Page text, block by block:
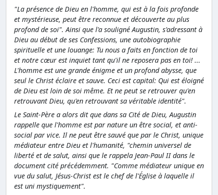
"La présence de Dieu en l'homme, qui est à la fois profonde
et mystérieuse, peut être reconnue et découverte au plus
profond de soi". Ainsi que l'a souligné Augustin, s'adressant à
Dieu au début de ses Confessions, une autobiographie
spirituelle et une louange: Tu nous a faits en fonction de toi
et notre cœur est inquiet tant qu'il ne reposera pas en toi! ...
L'homme est une grande énigme et un profond abysse, que
seul le Christ éclaire et sauve. Ceci est capital: Qui est éloigné
de Dieu est loin de soi même. Et ne peut se retrouver qu'en
retrouvant Dieu, qu'en retrouvant sa véritable identité".
Le Saint-Père a alors dit que dans sa Cité de Dieu, Augustin
rappelle que l'homme est par nature un être social, et anti-
social par vice. Il ne peut être sauvé que par le Christ, unique
médiateur entre Dieu et l'humanité, "chemin universel de
liberté et de salut, ainsi que le rappela Jean-Paul II dans le
document cité précédemment. "Comme médiateur unique en
vue du salut, Jésus-Christ est le chef de l'Église à laquelle il
est uni mystiquement".